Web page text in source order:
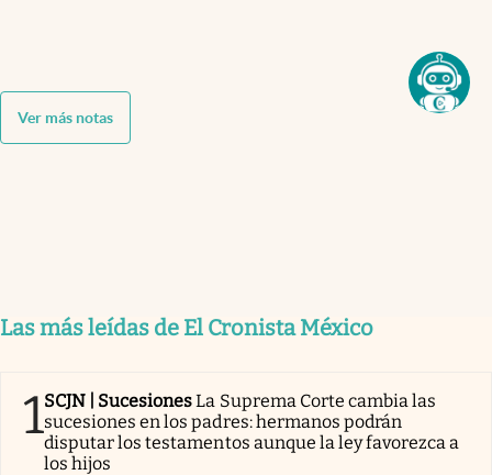
Ver más notas
Las más leídas de El Cronista México
1SCJN | SucesionesLa Suprema Corte cambia las
sucesiones en los padres: hermanos podrán
disputar los testamentos aunque la ley favorezca a
los hijos